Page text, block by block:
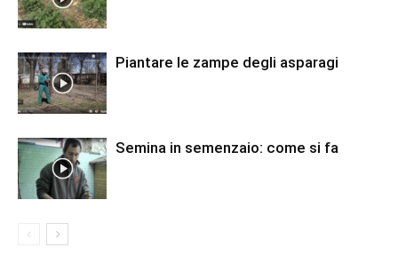
Piantare le zampe degli asparagi
Semina in semenzaio: come si fa